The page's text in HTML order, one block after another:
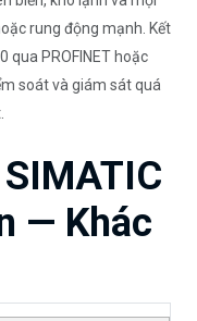
rung động mạnh. Kết
qua PROFINET hoặc
soát và giám sát quá
— Khác